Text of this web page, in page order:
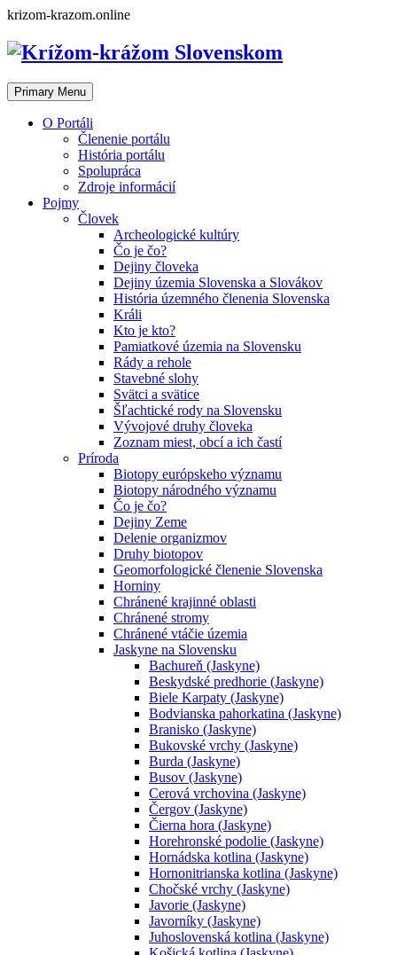
Skip
content
krizom-krazom.online
Primary Menu
O Portáli
Členenie portálu
História portálu
Spolupráca
Zdroje informácií
Pojmy
Človek
Archeologické kultúry
Čo je čo?
Dejiny človeka
Dejiny územia Slovenska a Slovákov
História územného členenia Slovenska
Králi
Kto je kto?
Pamiatkové územia na Slovensku
Rády a rehole
Stavebné slohy
Svätci a svätice
Šľachtické rody na Slovensku
Vývojové druhy človeka
Zoznam miest, obcí a ich častí
Príroda
Biotopy európskeho významu
Biotopy národného významu
Čo je čo?
Dejiny Zeme
Delenie organizmov
Druhy biotopov
Geomorfologické členenie Slovenska
Horniny
Chránené krajinné oblasti
Chránené stromy
Chránené vtáčie územia
Jaskyne na Slovensku
Bachureň (Jaskyne)
Beskydské predhorie (Jaskyne)
Biele Karpaty (Jaskyne)
Bodvianska pahorkatina (Jaskyne)
Branisko (Jaskyne)
Bukovské vrchy (Jaskyne)
Burda (Jaskyne)
Busov (Jaskyne)
Cerová vrchovina (Jaskyne)
Čergov (Jaskyne)
Čierna hora (Jaskyne)
Horehronské podolie (Jaskyne)
Hornádska kotlina (Jaskyne)
Hornonitrianska kotlina (Jaskyne)
Chočské vrchy (Jaskyne)
Javorie (Jaskyne)
Javorníky (Jaskyne)
Juhoslovenská kotlina (Jaskyne)